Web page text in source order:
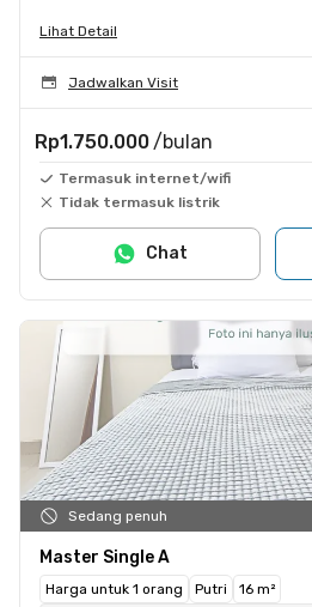
Lihat Detail
Jadwalkan Visit
Rp1.750.000 /bulan
Termasuk internet/wifi
Tidak termasuk listrik
Chat
Sedang penuh
Master Single A
Harga untuk 1 orang Putri
16 m²